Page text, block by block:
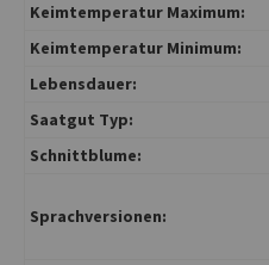
Keimtemperatur Maximum:
Keimtemperatur Minimum:
Lebensdauer:
Saatgut Typ:
Schnittblume:
Sprachversionen: